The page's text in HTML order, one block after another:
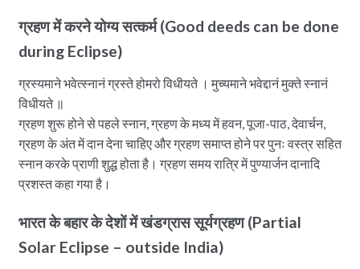
ग्रहण में करने योग्य सत्कर्म (Good deeds can be done
during Eclipse)
ग्रस्यमाने भवेत्स्नानं ग्रस्ते होमरो विधीयते । मुच्यमाने भवेद्दानं मुक्ते स्नानं
विधीयते ॥
ग्रहण शुरू होने से पहले स्नान, ग्रहण के मध्य में हवन, पूजा-पाठ, देवार्चन,
ग्रहण के अंत में दान देना चाहिए और ग्रहण समाप्त होने पर पुनः वस्त्र सहित
स्नान करके प्राणी शुद्ध होता है। ग्रहण समय रात्रि में पुण्यार्जन दानादि
प्रशस्त कहा गया है।
भारत के बहार के देशों में खंडग्रास सूर्यग्रहण (Partial
Solar Eclipse – outside India)